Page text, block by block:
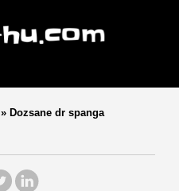
» Dozsane dr spanga